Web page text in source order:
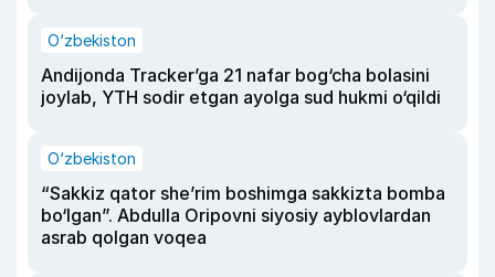
O‘zbekiston
Andijonda Tracker’ga 21 nafar bog‘cha bolasini
joylab, YTH sodir etgan ayolga sud hukmi o‘qildi
O‘zbekiston
“Sakkiz qator she’rim boshimga sakkizta bomba
bo‘lgan”. Abdulla Oripovni siyosiy ayblovlardan
asrab qolgan voqea